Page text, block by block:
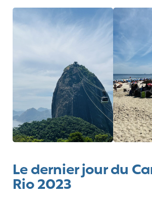
Le dernier jour du
Rio 2023